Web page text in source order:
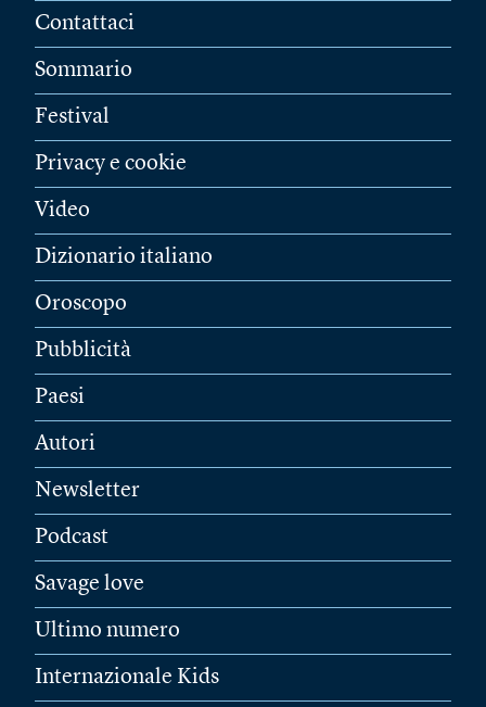
Contattaci
Sommario
Festival
Privacy e cookie
Video
Dizionario italiano
Oroscopo
Pubblicità
Paesi
Autori
Newsletter
Podcast
Savage love
Ultimo numero
Internazionale Kids